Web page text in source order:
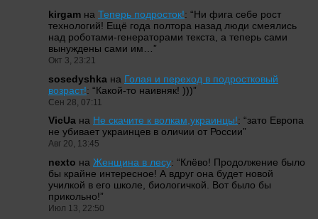
kirgam на Теперь подросток!: “Ни фига себе рост
технологий! Ещё года полтора назад люди смеялись
над роботами-генераторами текста, а теперь сами
вынуждены сами им… ”
Окт 3, 23:21
sosedyshka на Голая и переход в подростковый
возраст!: “Какой-то наивняк! )))”
Сен 28, 07:11
VicUa на Не скачите к волкам,украинцы!: “зато Европа
не убивает украинцев в оличии от России”
Авг 20, 13:45
nexto на Женщина в лесу: “Клёво! Продолжение было
бы крайне интересное! А вдруг она будет новой
училкой в его школе, биологичкой. Вот было бы
прикольно!”
Июл 13, 22:50